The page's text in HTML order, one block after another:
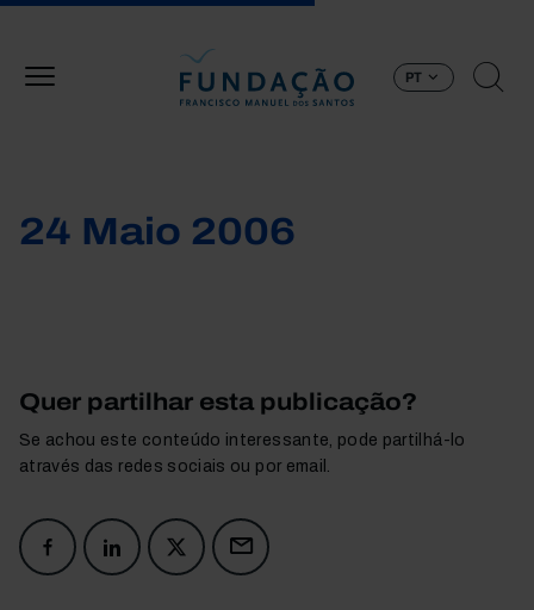
PT
24 Maio 2006
Quer partilhar esta publicação?
Se achou este conteúdo interessante, pode partilhá-lo
através das redes sociais ou por email.